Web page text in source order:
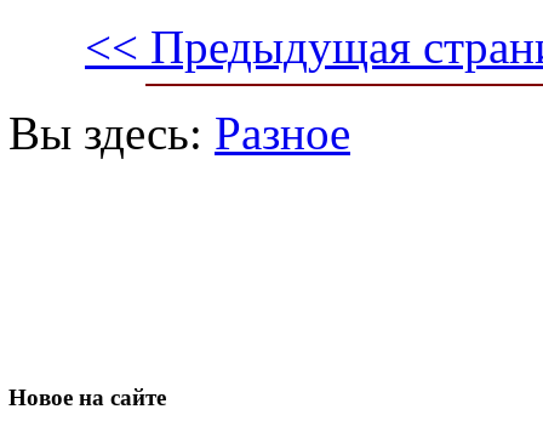
<< Предыдущая
Вы здесь: Разное
Новое на сайте